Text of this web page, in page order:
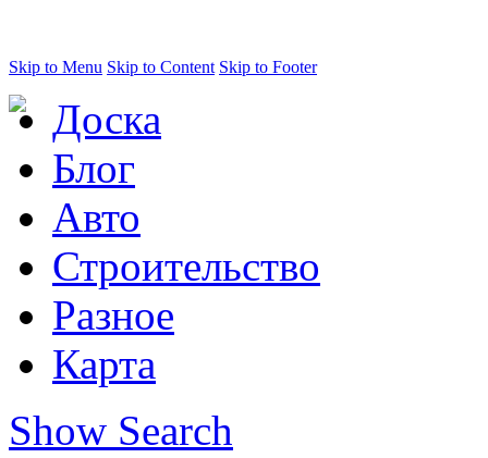
Skip to Menu Skip to Content Skip to Footer
Доска
Блог
Авто
Строительство
Разное
Карта
Show Search